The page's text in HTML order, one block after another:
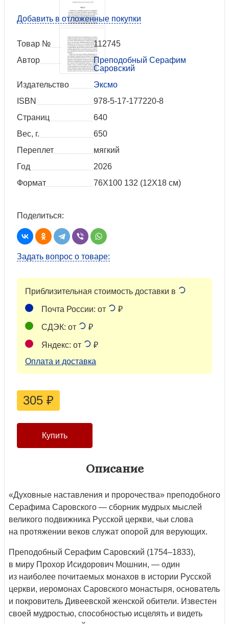
Добавить в отложенные покупки
Товар №
112745
Автор
Преподобный Серафим
Саровский
Издательство
Эксмо
ISBN
978-5-17-177220-8
Страниц
640
Вес, г.
650
Переплет
мягкий
Год
2026
Формат
76Х100 132 (12X18 см)
Поделиться:
Задать вопрос о товаре:
Приблизительная стоимость доставки в
Почта России: от ₽
СДЭК: от ₽
Яндекс: от
₽
Оплата и доставка
305 ₽
Описание
«Духовные наставления и пророчества» преподобного
Серафима Саровского — сборник мудрых мыслей
великого подвижника Русской церкви, чьи слова
на протяжении веков служат опорой для верующих.
Преподобный Серафим Саровский (1754–1833),
в миру Прохор Исидорович Мошнин, — один
из наиболее почитаемых монахов в истории Русской
церкви, иеромонах Саровского монастыря, основатель
и покровитель Дивеевской женской обители. Известен
своей мудростью, способностью исцелять и видеть